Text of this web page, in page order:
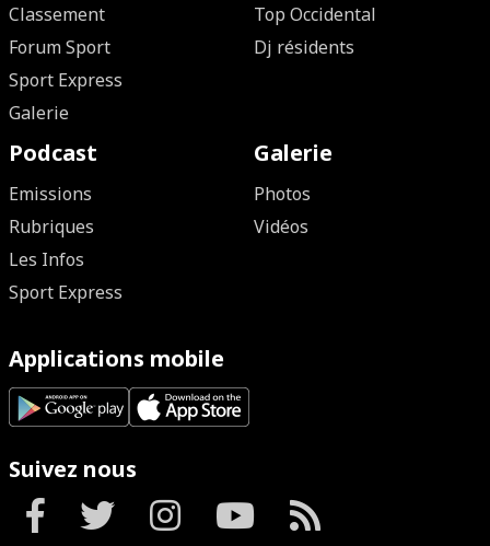
Classement
Forum Sport
Sport Express
Galerie
Top Occidental
Dj résidents
Podcast
Emissions
Rubriques
Les Infos
Sport Express
Galerie
Photos
Vidéos
Applications mobile
Suivez nous